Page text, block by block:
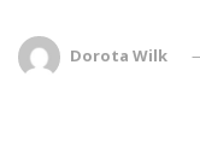
Dorota Wilk